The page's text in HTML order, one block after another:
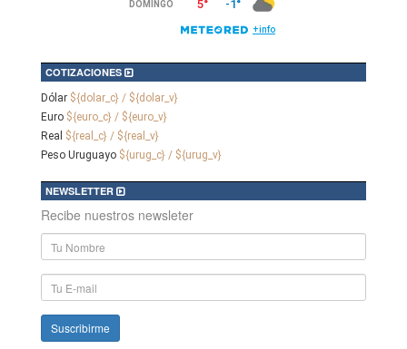
COTIZACIONES
Dólar ${dolar_c} / ${dolar_v}
Euro ${euro_c} / ${euro_v}
Real ${real_c} / ${real_v}
Peso Uruguayo ${urug_c} / ${urug_v}
NEWSLETTER
Recibe nuestros newsleter
Nombre
y
Apellido
E-
mail